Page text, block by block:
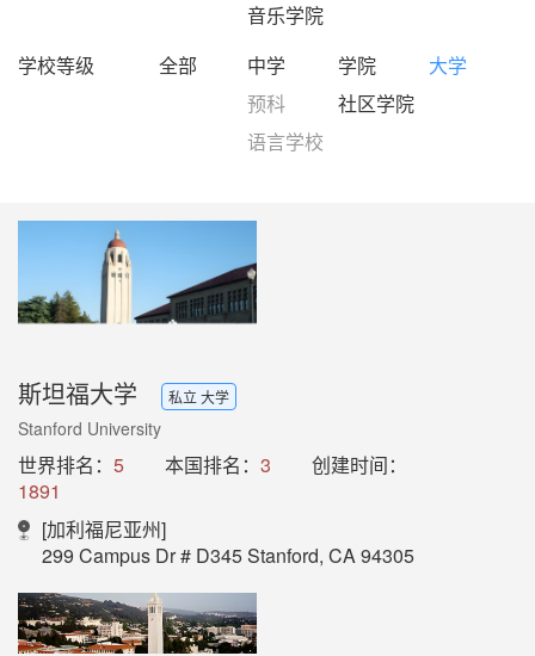
音乐学院
学校等级
全部 中学 学院
大学
预科
社区学院
语言学校
斯坦福大学 私立 大学
Stanford University
世界排名： 5 本国排名： 3
创建时间：
1891
[加利福尼亚州]
299 Campus Dr # D345 Stanford, CA 94305